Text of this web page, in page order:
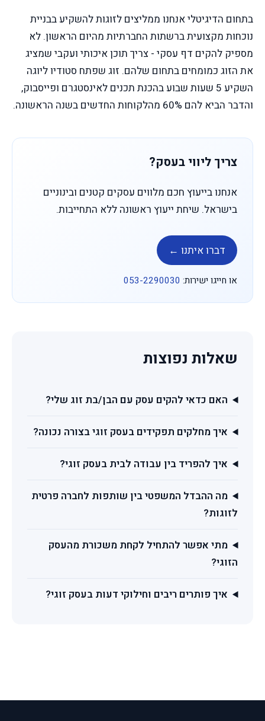
בתחום הדיגיטלי אנחנו ממליצים לזוגות להשקיע בבניית
נוכחות מקצועית ברשתות החברתיות מהיום הראשון. לא
מספיק להקים דף עסקי - צריך תוכן איכותי ועקבי שמציג
את הזוג כמומחים בתחום שלהם. זוג שפתח סטודיו ליוגה
השקיע 5 שעות שבוע בהכנת תכנים לאינסטגרם ופייסבוק,
והדבר הביא להם 60% מהלקוחות החדשים בשנה הראשונה.
צריך ליווי בעסק?
אנחנו בייעוץ חכם מלווים עסקים קטנים ובינוניים
בישראל. שיחת ייעוץ ראשונה ללא התחייבות.
דברו איתנו ←
או חייגו ישירות: 053-2290030
שאלות נפוצות
האם כדאי להקים עסק עם הבן/בת זוג שלי?
איך מחלקים תפקידים בעסק זוגי בצורה נכונה?
איך להפריד בין עבודה לבית בעסק זוגי?
מה ההבדל המשפטי בין שותפות לחברה פרטית
לזוגות?
מתי אפשר להתחיל לקחת משכורת מהעסק
הזוגי?
איך פותרים ריבים וחילוקי דעות בעסק זוגי?